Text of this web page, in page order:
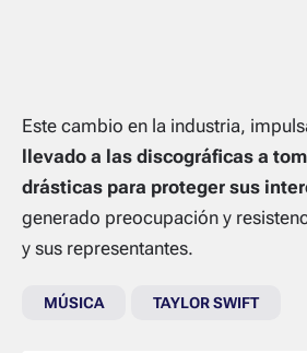
Este cambio en la industria,
llevado a las discográficas a
drásticas para proteger sus
generado preocupación y
y sus representantes.
MÚSICA TAYLOR SWIFT